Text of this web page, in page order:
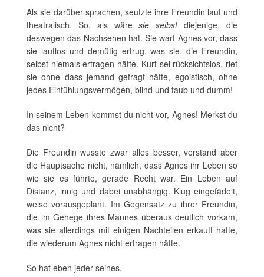
Als sie darüber sprachen, seufzte ihre Freundin laut und
theatralisch. So, als wäresie selbstdiejenige, die
deswegen das Nachsehen hat. Sie warf Agnes vor, dass
sie lautlos und demütig ertrug, was sie, die Freundin,
selbst niemals ertragen hätte. Kurt sei rücksichtslos, rief
sie ohne dass jemand gefragt hätte, egoistisch, ohne
jedes Einfühlungsvermögen, blind und taub und dumm!
In seinem Leben kommst du nicht vor, Agnes! Merkst du
das nicht?
Die Freundin wusste zwar alles besser, verstand aber
die Hauptsache nicht, nämlich, dass Agnes ihr Leben so
wie sie es führte, gerade Recht war. Ein Leben auf
Distanz, innig und dabei unabhängig. Klug eingefädelt,
weise vorausgeplant. Im Gegensatz zu ihrer Freundin,
die im Gehege ihres Mannes überaus deutlich vorkam,
was sie allerdings mit einigen Nachteilen erkauft hatte,
die wiederum Agnes nicht ertragen hätte.
So hat eben jeder seines.